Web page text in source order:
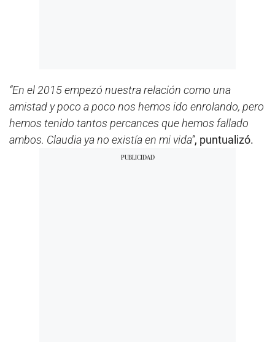
“En el 2015 empezó nuestra relación como una
amistad y poco a poco nos hemos ido enrolando, pero
hemos tenido tantos percances que hemos fallado
ambos. Claudia ya no existía en mi vida”, puntualizó.